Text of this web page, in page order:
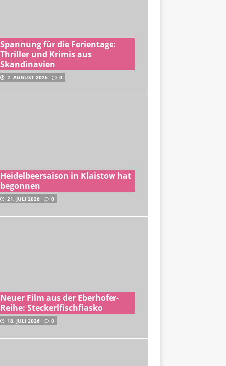
Spannung für die Ferientage:
Thriller und Krimis aus
Skandinavien
2. AUGUST 2026 0
Heidelbeersaison in Klaistow hat
begonnen
21. JULI 2026 0
Neuer Film aus der Eberhofer-
Reihe: Steckerlfischfiasko
18. JULI 2026 0